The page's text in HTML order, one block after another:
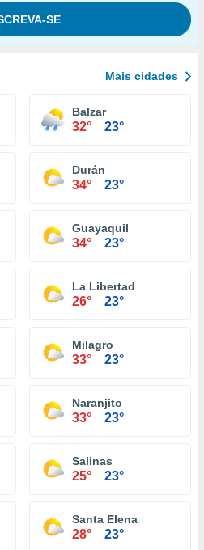
Mais cidades
Balzar
32° 23°
Durán
34° 23°
Guayaquil
34° 23°
La Libertad
26° 23°
Milagro
33° 23°
Naranjito
33° 23°
Salinas
25° 23°
Santa Elena
28° 23°